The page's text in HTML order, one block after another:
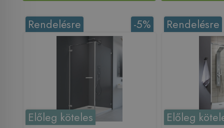
-5%
Rendelésre
Előleg köteles
Rendelésre
Előleg